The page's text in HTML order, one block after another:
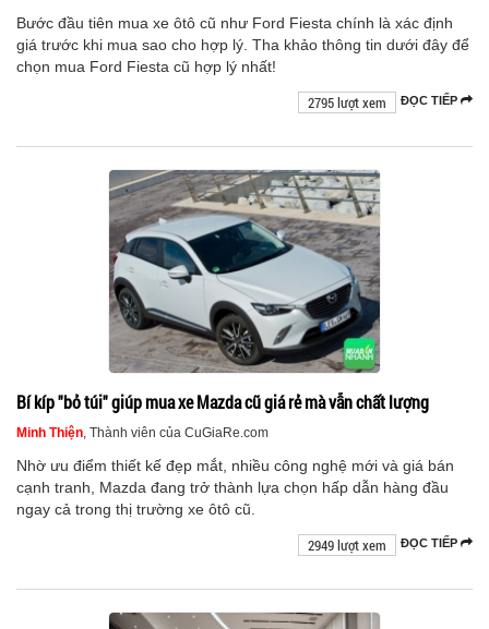
Bước đầu tiên mua xe ôtô cũ như Ford Fiesta chính là xác định
giá trước khi mua sao cho hợp lý. Tha khảo thông tin dưới đây để
chọn mua Ford Fiesta cũ hợp lý nhất!
ĐỌC TIẾP
2795 lượt xem
Bí kíp "bỏ túi" giúp mua xe Mazda cũ giá rẻ mà vẫn chất lượng
Minh Thiện, Thành viên của CuGiaRe.com
Nhờ ưu điểm thiết kế đẹp mắt, nhiều công nghệ mới và giá bán
cạnh tranh, Mazda đang trở thành lựa chọn hấp dẫn hàng đầu
ngay cả trong thị trường xe ôtô cũ.
ĐỌC TIẾP
2949 lượt xem